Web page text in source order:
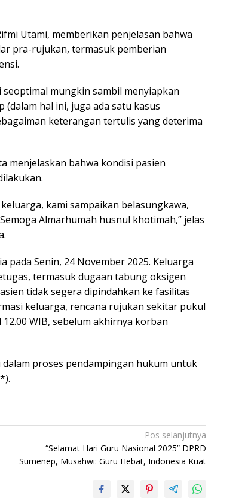
Utami, memberikan penjelasan bahwa
pra-rujukan, termasuk pemberian
mungkin sambil menyiapkan
hal ini, juga ada satu kasus
keterangan tertulis yang deterima
menjelaskan bahwa kondisi pasien
kami sampaikan belasungkawa,
Almarhumah husnul khotimah,” jelas
Senin, 24 November 2025. Keluarga
termasuk dugaan tabung oksigen
tidak segera dipindahkan ke fasilitas
keluarga, rencana rujukan sekitar pukul
WIB, sebelum akhirnya korban
proses pendampingan hukum untuk
Pos selanjutnya
“Selamat Hari Guru Nasional 2025” DPRD
Sumenep, Musahwi: Guru Hebat, Indonesia Kuat